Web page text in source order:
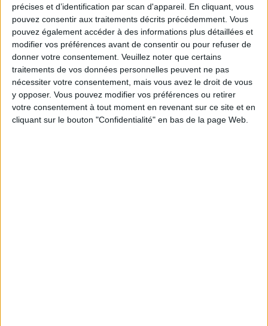
précises et d’identification par scan d'appareil. En cliquant, vous
pouvez consentir aux traitements décrits précédemment. Vous
pouvez également accéder à des informations plus détaillées et
modifier vos préférences avant de consentir ou pour refuser de
donner votre consentement. Veuillez noter que certains
traitements de vos données personnelles peuvent ne pas
nécessiter votre consentement, mais vous avez le droit de vous
y opposer. Vous pouvez modifier vos préférences ou retirer
votre consentement à tout moment en revenant sur ce site et en
cliquant sur le bouton "Confidentialité" en bas de la page Web.
Peut-on remplacer la viande par des féculents ?
Consultation diététique du 05/08/2026